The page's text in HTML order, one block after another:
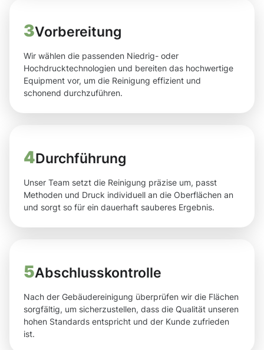
3Vorbereitung
Wir wählen die passenden Niedrig- oder
Hochdrucktechnologien und bereiten das hochwertige
Equipment vor, um die Reinigung effizient und
schonend durchzuführen.
4Durchführung
Unser Team setzt die Reinigung präzise um, passt
Methoden und Druck individuell an die Oberflächen an
und sorgt so für ein dauerhaft sauberes Ergebnis.
5Abschlusskontrolle
Nach der Gebäudereinigung überprüfen wir die Flächen
sorgfältig, um sicherzustellen, dass die Qualität unseren
hohen Standards entspricht und der Kunde zufrieden
ist.